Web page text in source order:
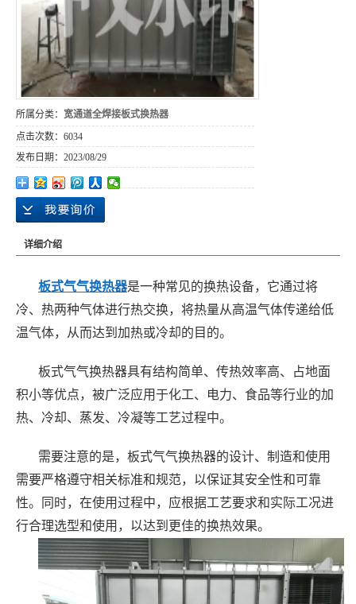
所属分类： 宽通道全焊接板式换热器
点击次数： 6034
发布日期： 2023/08/29
详细介绍
板式气气换热器是一种常见的换热设备，它通过将
冷、热两种气体进行热交换，将热量从高温气体传递给低
温气体，从而达到加热或冷却的目的。
板式气气换热器具有结构简单、传热效率高、占地面
积小等优点，被广泛应用于化工、电力、食品等行业的加
热、冷却、蒸发、冷凝等工艺过程中。
需要注意的是，板式气气换热器的设计、制造和使用
需要严格遵守相关标准和规范，以保证其安全性和可靠
性。同时，在使用过程中，应根据工艺要求和实际工况进
行合理选型和使用，以达到更佳的换热效果。